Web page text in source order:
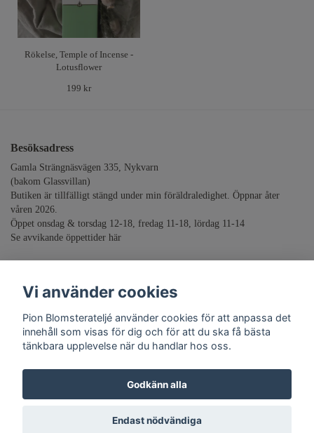
Rökelse, Temple of Incense -
Lotusflower
199 kr
Besöksadress
Gamla Strängnäsvägen 335, Nykvarn
(bakom Glassvillan)
Butiken är tillfälligt stängd under min föräldraledighet. Öppnar åter
våren 2026.
Öppet onsdag & torsdag 12-18, fredag 11-18, lördag 11-14
Se avvikande öppettider här
Stolt sponsor till Akutgruppen
© Copyright Pion Blomsterateljé
Vi använder cookies
Pion Blomsterateljé använder cookies för att anpassa det
innehåll som visas för dig och för att du ska få bästa
tänkbara upplevelse när du handlar hos oss.
Godkänn alla
Endast nödvändiga